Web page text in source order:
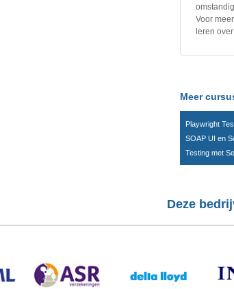
Voor
leren
Meer
Playwright
SOAP UI en
Testing met
Deze